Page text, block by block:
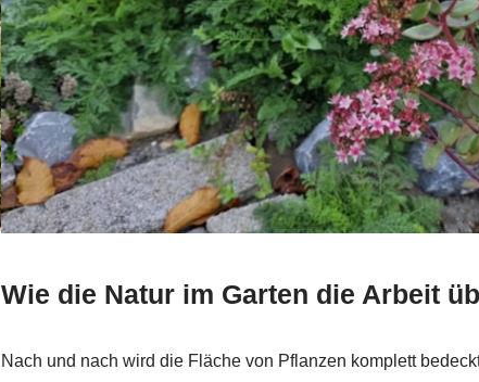
Wie die Natur im Garten die Arbeit
Nach und nach wird die Fläche von Pflanzen komplett